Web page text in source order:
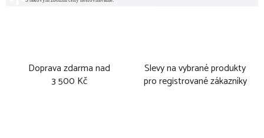
Doprava zdarma nad
3 500 Kč
Slevy na vybrané produkty
pro registrované zákazníky